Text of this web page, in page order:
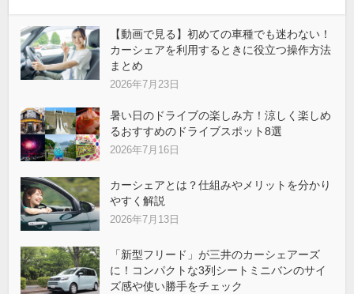
【動画で見る】初めての車種でも迷わない！
カーシェアを利用するときに役立つ操作方法
まとめ
2026年7月23日
暑い日のドライブの楽しみ方！涼しく楽しめ
るおすすめのドライブスポット8選
2026年7月16日
カーシェアとは？仕組みやメリットを分かり
やすく解説
2026年7月13日
「新型フリード」が三井のカーシェアーズ
に！コンパクトな3列シートミニバンのサイ
ズ感や使い勝手をチェック